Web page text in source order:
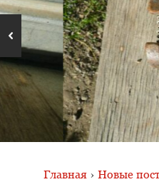
Главная › Новые